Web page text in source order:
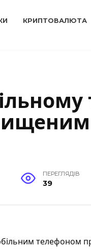
КРИПТОВАЛЮТА
ПЕРЕГЛЯДІВ
39
телефоном